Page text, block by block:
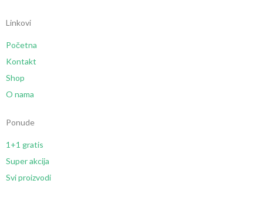
Linkovi
Početna
Kontakt
Shop
O nama
Ponude
1+1 gratis
Super akcija
Svi proizvodi